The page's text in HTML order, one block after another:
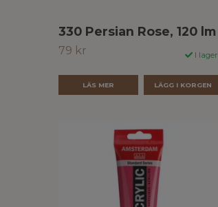
330 Persian Rose, 120 lm
79 kr I lager.
LÄS MER